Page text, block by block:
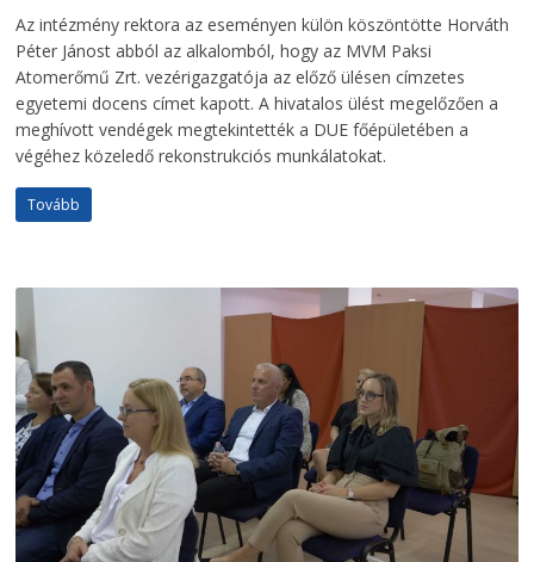
Az intézmény rektora az eseményen külön köszöntötte Horváth
Péter Jánost abból az alkalomból, hogy az MVM Paksi
Atomerőmű Zrt. vezérigazgatója az előző ülésen címzetes
egyetemi docens címet kapott. A hivatalos ülést megelőzően a
meghívott vendégek megtekintették a DUE főépületében a
végéhez közeledő rekonstrukciós munkálatokat.
Tovább